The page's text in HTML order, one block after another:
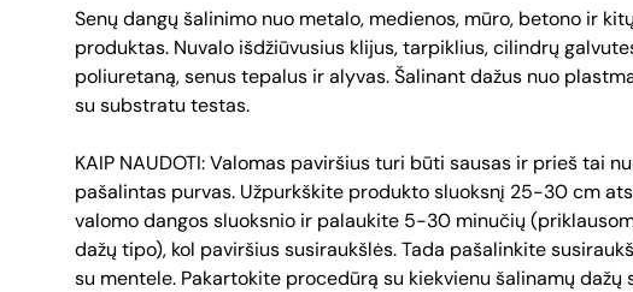
Senų dangų šalinimo nuo metalo, medienos, mūro, betono ir
produktas. Nuvalo išdžiūvusius klijus, tarpiklius, cilindrų
poliuretaną, senus tepalus ir alyvas. Šalinant dažus nuo
su substratu testas.
KAIP NAUDOTI: Valomas paviršius turi būti sausas ir prieš tai
pašalintas purvas. Užpurkškite produkto sluoksnį 25-30 cm
valomo dangos sluoksnio ir palaukite 5-30 minučių
dažų tipo), kol paviršius susiraukšlės. Tada pašalinkite
su mentele. Pakartokite procedūrą su kiekvienu šalinamų dažų